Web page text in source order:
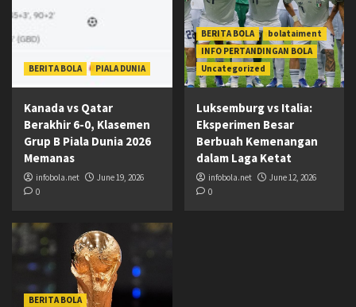
BERITA BOLA PIALA DUNIA
Kanada vs Qatar
Berakhir 6-0, Klasemen
Grup B Piala Dunia 2026
Memanas
infobola.net
June 19, 2026
0
BERITA BOLA
bolataiment
INFO PERTANDINGAN BOLA
Uncategorized
Luksemburg vs Italia:
Eksperimen Besar
Berbuah Kemenangan
dalam Laga Ketat
infobola.net
June 12, 2026
0
BERITA BOLA